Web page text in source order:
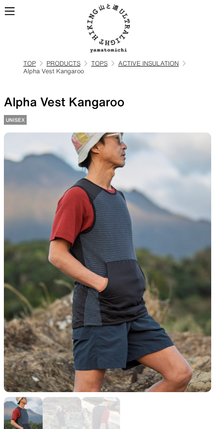
ULハイキングのためのバック
パック
TOPS
山道具として考えられたクロー
BOTTOMS
機能的な5ポケットを持つパン
ツ＆ショーツ
JACKETS
風や雨、寒さを防ぐシェル
ハイキングのためのヘッドウ
ア
ALL WEATHER
どんな状況にも対応する全天候
ACTIVE INSULATION
TOP PRODUCTS TOPS
ACTIVE INSULATION
Alpha Vest Kangaroo
Alpha Vest Kangaroo
UNISEX